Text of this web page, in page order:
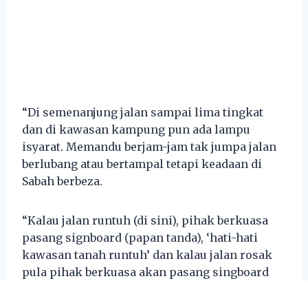
“Di semenanjung jalan sampai lima tingkat
dan di kawasan kampung pun ada lampu
isyarat. Memandu berjam-jam tak jumpa jalan
berlubang atau bertampal tetapi keadaan di
Sabah berbeza.
“Kalau jalan runtuh (di sini), pihak berkuasa
pasang signboard (papan tanda), ‘hati-hati
kawasan tanah runtuh’ dan kalau jalan rosak
pula pihak berkuasa akan pasang singboard